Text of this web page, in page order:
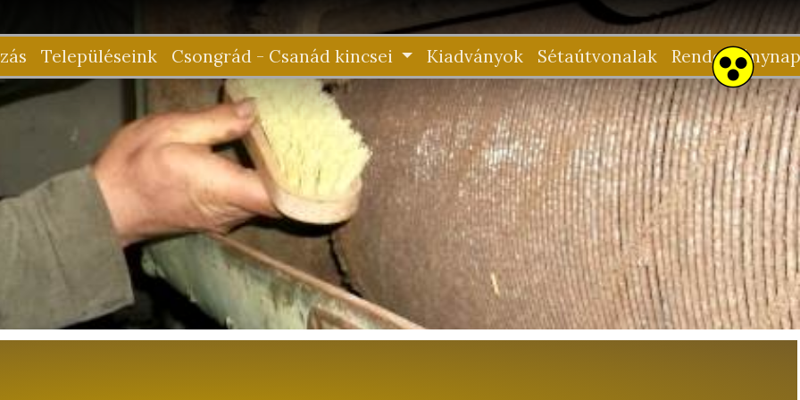
Településeink Csongrád - Csanád kincsei Kiadványok Sétaútvonalak